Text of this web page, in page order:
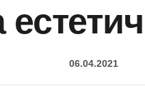
06.04.2021